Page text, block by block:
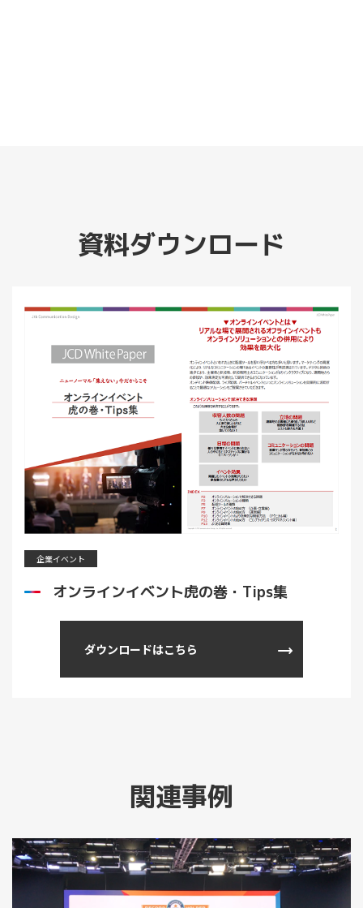
資料ダウンロード
企業イベント
オンラインイベント虎の巻・Tips集
ダウンロードはこちら
関連事例